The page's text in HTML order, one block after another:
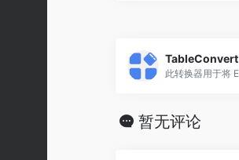
TableConvert
暂无评论